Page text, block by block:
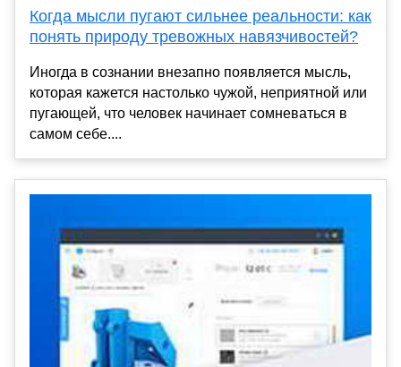
Когда мысли пугают сильнее реальности: как
понять природу тревожных навязчивостей?
Иногда в сознании внезапно появляется мысль,
которая кажется настолько чужой, неприятной или
пугающей, что человек начинает сомневаться в
самом себе....